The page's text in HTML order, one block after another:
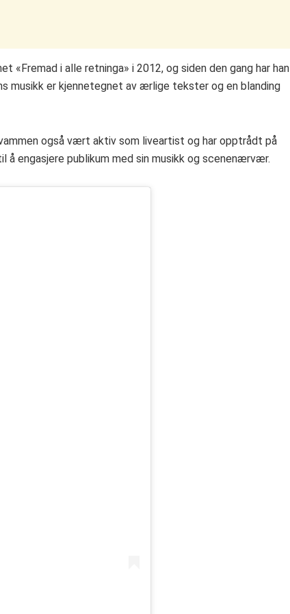
«Fremad i alle retninga» i 2012, og siden den gang har han
musikk er kjennetegnet av ærlige tekster og en blanding
også vært aktiv som liveartist og har opptrådt på
å engasjere publikum med sin musikk og scenenærvær.